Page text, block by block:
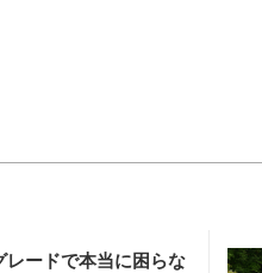
レードで本当に困らな